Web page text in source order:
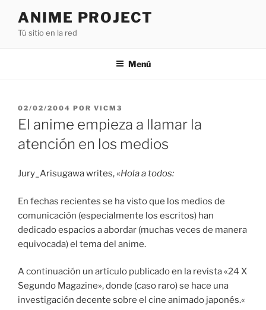
contenido
ANIME PROJECT
Tú sitio en la red
Menú
PUBLICADO
EL
02/02/2004 POR VICM3
El anime empieza a llamar la
atención en los medios
Jury_Arisugawa writes, «Hola a todos:
En fechas recientes se ha visto que los medios de
comunicación (especialmente los escritos) han
dedicado espacios a abordar (muchas veces de manera
equivocada) el tema del anime.
A continuación un artículo publicado en la revista «24 X
Segundo Magazine», donde (caso raro) se hace una
investigación decente sobre el cine animado japonés.«